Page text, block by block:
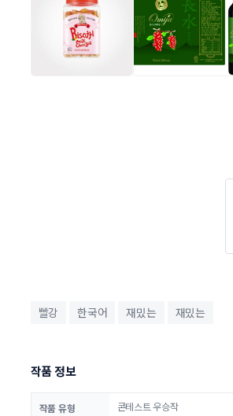
빨강 한국어 재밌는 재밌는
작품 정보
작품 유형 콘테스트 우승작